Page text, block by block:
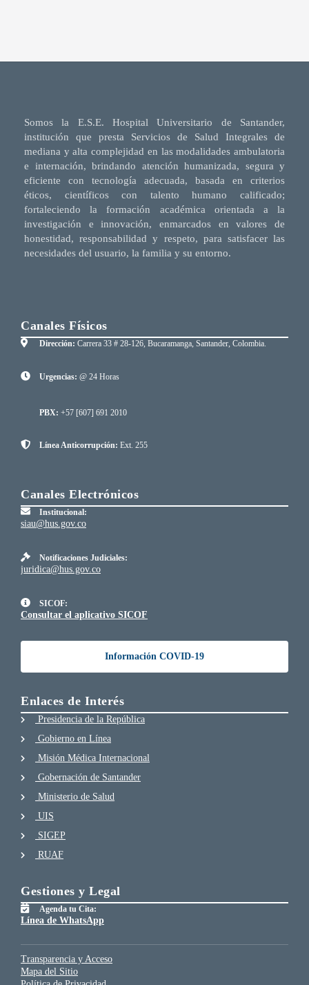
Somos la E.S.E. Hospital Universitario de Santander,
institución que presta Servicios de Salud Integrales de
mediana y alta complejidad en las modalidades ambulatoria
e internación, brindando atención humanizada, segura y
eficiente con tecnología adecuada, basada en criterios
éticos, científicos con talento humano calificado;
fortaleciendo la formación académica orientada a la
investigación e innovación, enmarcados en valores de
honestidad, responsabilidad y respeto, para satisfacer las
necesidades del usuario, la familia y su entorno.
Canales Físicos
Dirección: Carrera 33 # 28-126, Bucaramanga, Santander, Colombia.
Urgencias: @ 24 Horas
PBX: +57 [607] 691 2010
Línea Anticorrupción: Ext. 255
Canales Electrónicos
Institucional:
siau@hus.gov.co
Notificaciones Judiciales:
juridica@hus.gov.co
SICOF:
Consultar el aplicativo SICOF
Información COVID-19
Enlaces de Interés
Presidencia de la República
Gobierno en Línea
Misión Médica Internacional
Gobernación de Santander
Ministerio de Salud
UIS
SIGEP
RUAF
Gestiones y Legal
Agenda tu Cita:
Línea de WhatsApp
Transparencia y Acceso
Mapa del Sitio